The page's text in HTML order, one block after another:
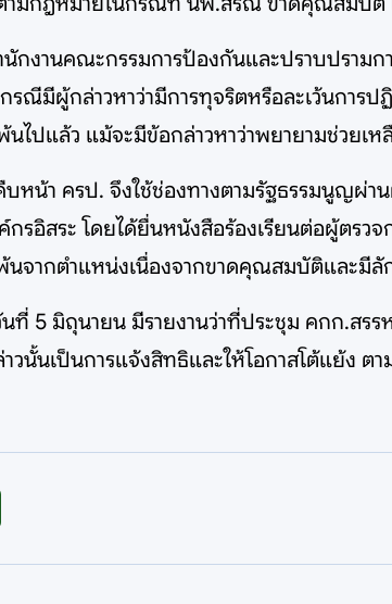
นักงานคณะกรรมการป้องกันและปราบปราม
รณีมีผู้กล่าวหาว่ามีการทุจริตหรือละเว้นกา
ไปแล้ว แม้จะมีข้อกล่าวหาว่าพยายามช่วยเ
บหน้า ครป. จึงใช้ช่องทางตามรัฐธรรมนูญผ่
กรอิสระ โดยได้ยื่นหนังสือร้องเรียนต่อผู้ตร
นจากตำแหน่งเนื่องจากขาดคุณสมบัติและมี
นที่ 5 มิถุนายน มีรายงานว่าที่ประชุม คกก.สร
าวนั้นเป็นการแจ้งสิทธิและให้โอกาสโต้แย้ง